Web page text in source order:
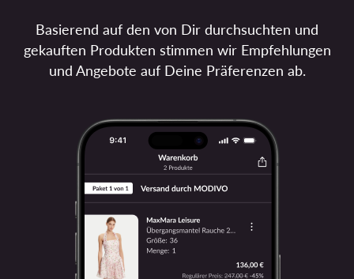
Basierend auf den von Dir durchsuchten und
gekauften Produkten stimmen wir Empfehlungen
und Angebote auf Deine Präferenzen ab.